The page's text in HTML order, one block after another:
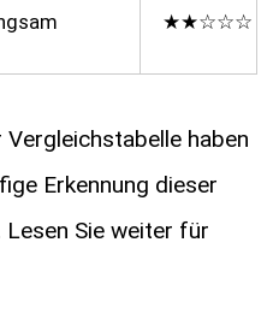
★★☆☆☆
haben
Erkennung dieser
Sie weiter für